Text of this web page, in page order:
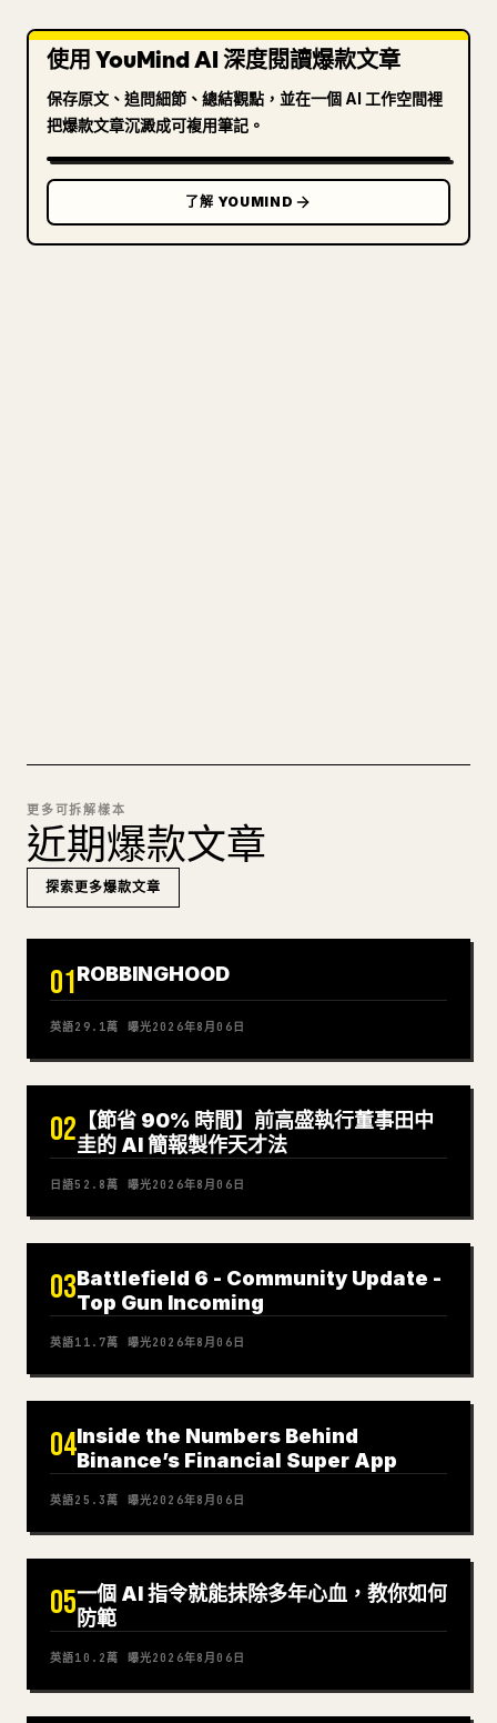
使用 YouMind AI 深度閱讀爆款文章
保存原文、追問細節、總結觀點，並在一個 AI 工作空間裡
把爆款文章沉澱成可複用筆記。
了解 YOUMIND
更多可拆解樣本
近期爆款文章
探索更多爆款文章
01ROBBINGHOOD
英語29.1萬 曝光2026年8月06日
02 【節省 90% 時間】前高盛執行董事田中
圭的 AI 簡報製作天才法
日語52.8萬 曝光2026年8月06日
03Battlefield 6 - Community Update -
Top Gun Incoming
英語11.7萬 曝光2026年8月06日
04Inside the Numbers Behind
Binance’s Financial Super App
英語25.3萬 曝光2026年8月06日
05一個 AI 指令就能抹除多年心血，教你如何
防範
英語10.2萬 曝光2026年8月06日